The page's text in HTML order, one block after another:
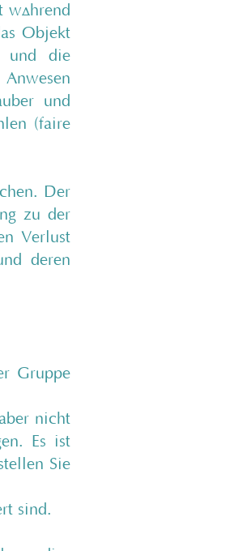
während
Objekt
und die
und
(faire
Der
zu der
Verlust
deren
Gruppe
nicht
Es ist
Sie
sind.